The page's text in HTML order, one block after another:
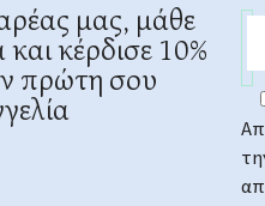
μας, μάθε
κέρδισε 10%
πρώτη σου